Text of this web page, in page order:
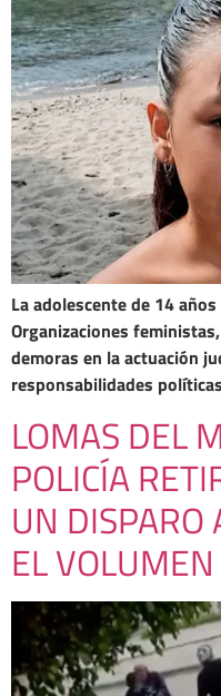
La adolescente de 14
Organizaciones
demoras en la actuación
responsabilidades
LOMAS DEL
POLICÍA
UN DISPARO
EL